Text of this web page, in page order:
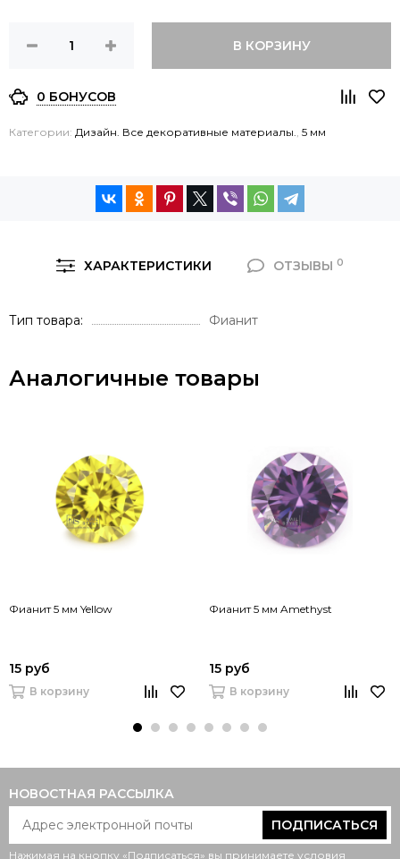
В КОРЗИНУ
0 БОНУСОВ
Категории: Дизайн. Все декоративные материалы., 5 мм
ХАРАКТЕРИСТИКИ ОТЗЫВЫ 0
Тип товара Фианит
Аналогичные товары
Фианит 5 мм Yellow
15 руб
В корзину
Фианит 5 мм Amethyst
15 руб
В корзину
НОВОСТНАЯ РАССЫЛКА
ПОДПИСАТЬСЯ
Нажимая на кнопку «Подписаться» вы принимаете условия